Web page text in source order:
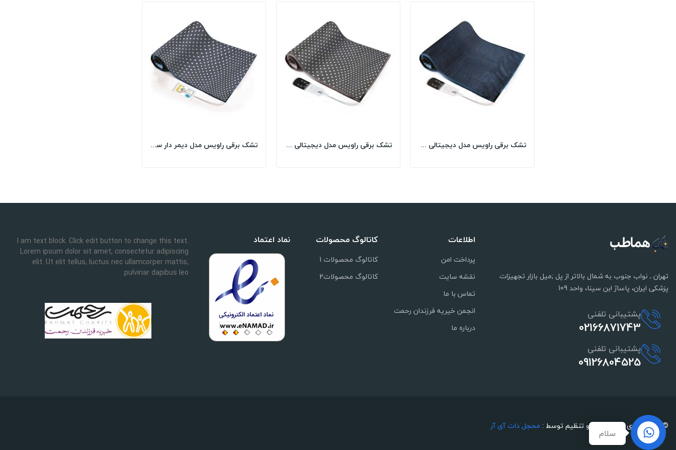
تشک برقی راویس مدل دیمر دار سایز 50*70 خالخالی تشک برقی راویس مدل دیجیتالی سایز 50*70 - مدل... تشک برقی راویس مدل دیجیتالی سایز 50*70 - سرمه...
تهران ـ نواب جنوب به شمال بالاتر از پل ;میل بازار تجهیزات
پزشکی ایران، پاساژ ابن سینا، واحد 109
پشتیبانی تلفنی
02166871743
پشتیبانی تلفنی
09126804525
اطلاعات
پرداخت امن
نقشه سایت
تماس با ما
انجمن خیریه فرزندان رحمت
درباره ما
کاتالوگ محصولات
کاتالوگ محصولات 1
کاتالوگ محصولات2
نماد اعتماد
I am text block. Click edit button to change this text.
Lorem ipsum dolor sit amet, consectetur adipiscing
elit. Ut elit tellus, luctus nec ullamcorper mattis,
pulvinar dapibus leo.
© پیاده سازی ، پشتیبانی و تنظیم توسط : محجل دات آی آر
سلام